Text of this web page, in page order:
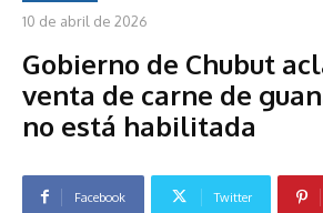
10 de abril de 2026
Gobierno de Chubut
venta de carne de
no está habilitada
Facebook Twitter